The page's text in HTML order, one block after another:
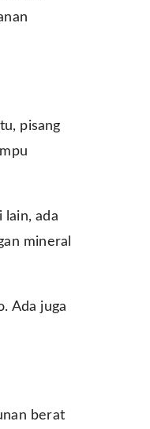
pisang
lain, ada
mineral
Ada juga
berat